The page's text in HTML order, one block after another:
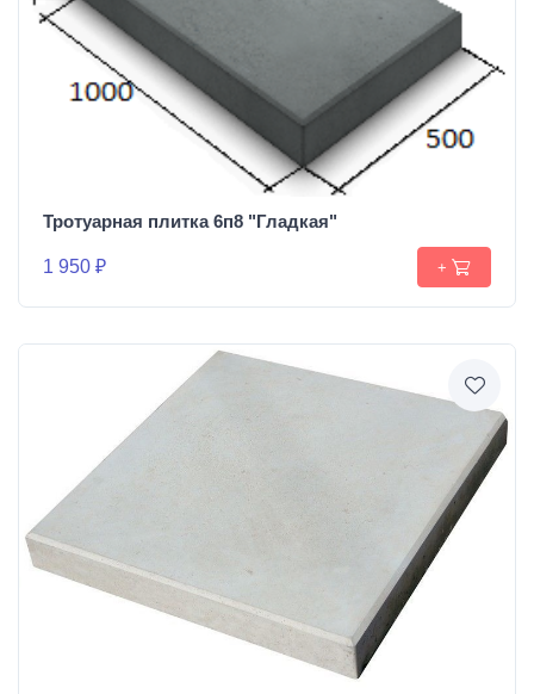
Тротуарная плитка 6п8 "Гладкая"
1 950 ₽ +